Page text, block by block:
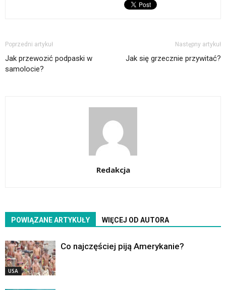
Poprzedni artykuł
Jak przewozić podpaski w
samolocie?
Następny artykuł
Jak się grzecznie przywitać?
Redakcja
POWIĄZANE ARTYKUŁY WIĘCEJ OD AUTORA
USA
Co najczęściej piją Amerykanie?